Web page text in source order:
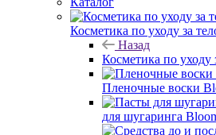
Косметика по уходу за
Назад
Косметика по уходу
Пленочные воски
для шугаринга